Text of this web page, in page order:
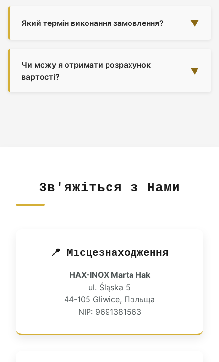
виготовляються за спеціальним замовленням протягом
кількох днів.
Який термін виконання замовлення? ▼
продукти) — до 10 днів. Можливе прискорення за
бажанням клієнта.
Чи можу я отримати розрахунок
вартості?
▼
Зв'яжіться з Нами
📍 Місцезнаходження
HAX-INOX Marta Hak
ul. Śląska 5
44-105 Gliwice, Польща
NIP: 9691381563